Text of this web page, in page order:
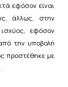
εφόσον είναι
άλλως, στην
εφόσον
την υποβολή
προστέθηκε με